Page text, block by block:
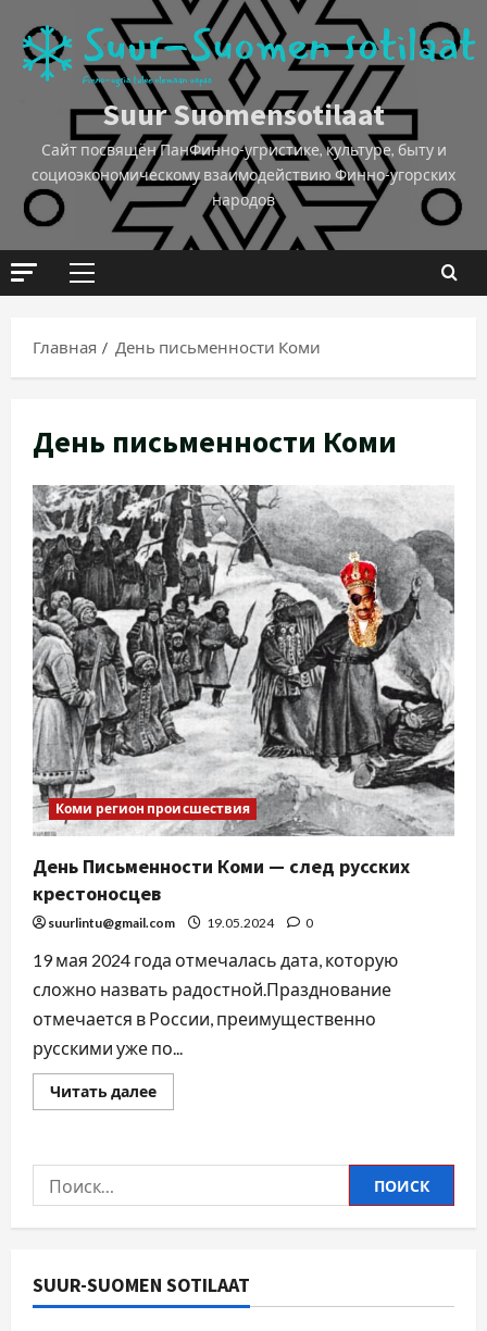
Suur Suomensotilaat
Сайт посвящён ПанФинно-угристике, культуре, быту и
социоэкономическому взаимодействию Финно-угорских
народов
Главная День письменности Коми
День письменности Коми
Коми регион происшествия
День Письменности Коми — след русских
крестоносцев
suurlintu@gmail.com 19.05.2024 0
19 мая 2024 года отмечалась дата, которую
сложно назвать радостной.Празднование
отмечается в России, преимущественно
русскими уже по...
Читать далее
SUUR-SUOMEN SOTILAAT